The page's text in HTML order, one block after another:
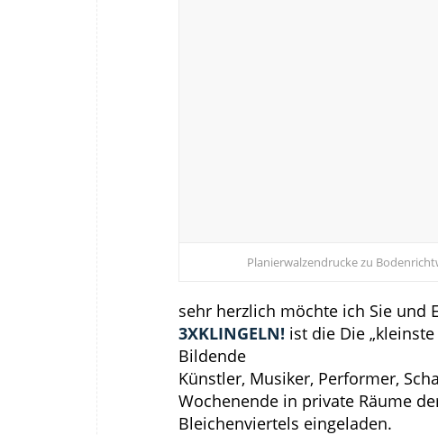
Planierwalzendrucke zu
sehr herzlich möchte ich Sie und
3XKLINGELN! ist die Die
Bildende
Künstler, Musiker, Performer,
Wochenende in private Räume
Bleichenviertels eingeladen.